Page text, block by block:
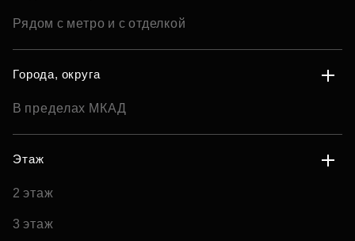
Рядом с метро и с отделкой
Города, округа
В пределах МКАД
Этаж
2 этаж
3 этаж